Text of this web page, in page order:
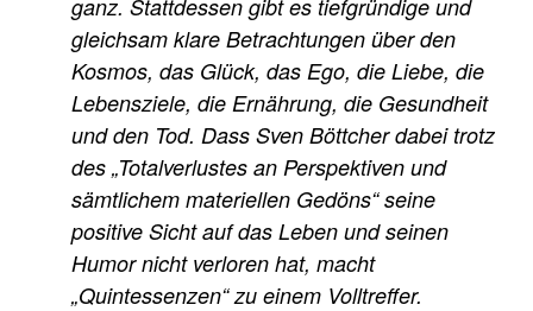
ganz. Stattdessen gibt es tiefgründige und
gleichsam klare Betrachtungen über den
Kosmos, das Glück, das Ego, die Liebe, die
Lebensziele, die Ernährung, die Gesundheit
und den Tod. Dass Sven Böttcher dabei trotz
des „Totalverlustes an Perspektiven und
sämtlichem materiellen Gedöns“ seine
positive Sicht auf das Leben und seinen
Humor nicht verloren hat, macht
„Quintessenzen“ zu einem Volltreffer.